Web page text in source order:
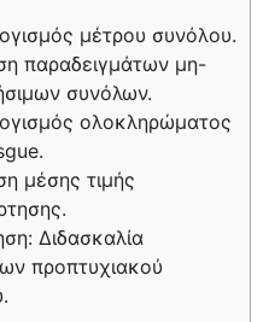
μέτρου συνόλου.
παραδειγμάτων μη-
συνόλων.
ολοκληρώματος
μέσης τιμής
Διδασκαλία
προπτυχιακού